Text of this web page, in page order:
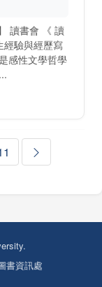
讀書會 《 讀
經驗與經歷寫
感性文學哲學
書資訊處